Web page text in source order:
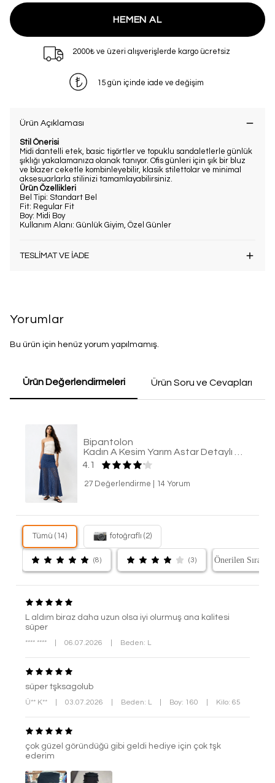
HEMEN AL
2000₺ ve üzeri alışverişlerde kargo ücretsiz
15 gün içinde iade ve değişim
Ürün Açıklaması
Stil Önerisi
Midi dantelli etek, basic tişörtler ve topuklu sandaletlerle günlük
şıklığı yakalamanıza olanak tanıyor. Ofis günleri için şık bir bluz
ve blazer ceketle kombinleyebilir, klasik stilettolar ve minimal
aksesuarlarla stilinizi tamamlayabilirsiniz.
Ürün Özellikleri
Bel Tipi: Standart Bel
Fit: Regular Fit
Boy: Midi Boy
Kullanım Alanı: Günlük Giyim, Özel Günler
TESLİMAT VE İADE
Yorumlar
Bu ürün için henüz yorum yapılmamış.
Ürün Değerlendirmeleri Ürün Soru ve Cevapları
Bipantolon
4.1
27 Değerlendirme 14 Yorum
Tümü (14) fotoğraflı (2)
(8) (3)
L aldım biraz daha uzun olsa iyi olurmuş ana kalitesi
süper
**** **** 06.07.2026 Beden: L
süper tşksagolub
Ü** K** 03.07.2026 Beden: L Boy: 160 Kilo: 65
çok güzel göründüğü gibi geldi hediye için çok tşk
ederim